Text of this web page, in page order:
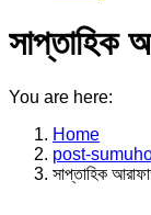
You are here:
Home
post-
সাপ্তাহিক